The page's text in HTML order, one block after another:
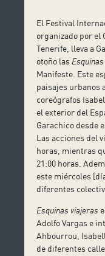
El Festival
organizado por el
Tenerife, lleva a
otoño las
Manifeste. Este
paisajes urbanos
coreógrafos
el exterior del
Garachico desde
Las acciones del
horas, mientras
21:00 horas.
este miércoles
diferentes
Esquinas viajeras
Adolfo Vargas e
Ahbourrou,
de diferentes